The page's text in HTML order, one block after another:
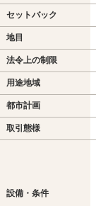
セットバック
地目
法令上の制限
用途地域
都市計画
取引態様
設備・条件